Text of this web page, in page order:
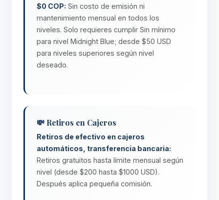
$0 COP: Sin costo de emisión ni
mantenimiento mensual en todos los
niveles. Solo requieres cumplir Sin mínimo
para nivel Midnight Blue; desde $50 USD
para niveles superiores según nivel
deseado.
💸 Retiros en Cajeros
Retiros de efectivo en cajeros
automáticos, transferencia bancaria:
Retiros gratuitos hasta límite mensual según
nivel (desde $200 hasta $1000 USD).
Después aplica pequeña comisión.